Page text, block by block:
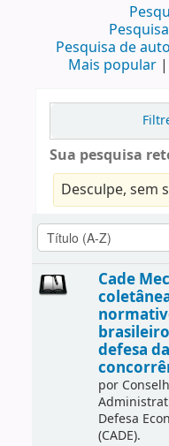
Pesquisa de
Mais popular
Sua pesquisa
Desculpe, sem
Cade
defesa da
por
Defesa
(CADE).